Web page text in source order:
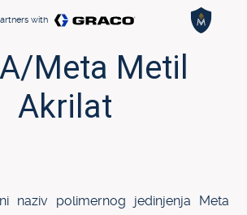
with
HOME
TEHNIKE
EN
Meta Metil
Akrilat
naziv polimernog jedinjenja Meta